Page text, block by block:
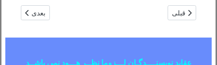
مطلب قبلی: ترقیــات عــالم روبه بالاست/میرعبدالواحد سادات
قبلی مطلب بعدی:
بعدی
عقاید نویسنــــدگـان لـــزوما نظــر هـــوډ نمی باشــد